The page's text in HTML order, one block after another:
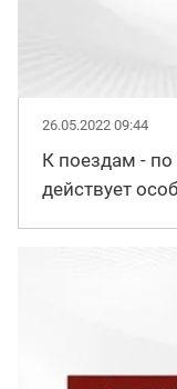
26.05.2022 09:44
К поездам - по
действует